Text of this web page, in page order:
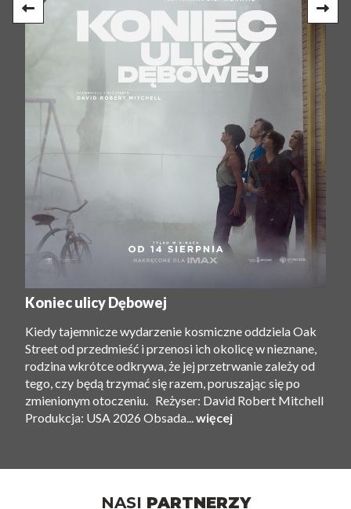
Koniec ulicy Dębowej
Kiedy tajemnicze wydarzenie kosmiczne oddziela Oak
Street od przedmieść i przenosi ich okolicę w nieznane,
rodzina wkrótce odkrywa, że ​​jej przetrwanie zależy od
tego, czy będą trzymać się razem, poruszając się po
zmienionym otoczeniu. Reżyser: David Robert Mitchell
Produkcja: USA 2026 Obsada...więcej
NASI PARTNERZY